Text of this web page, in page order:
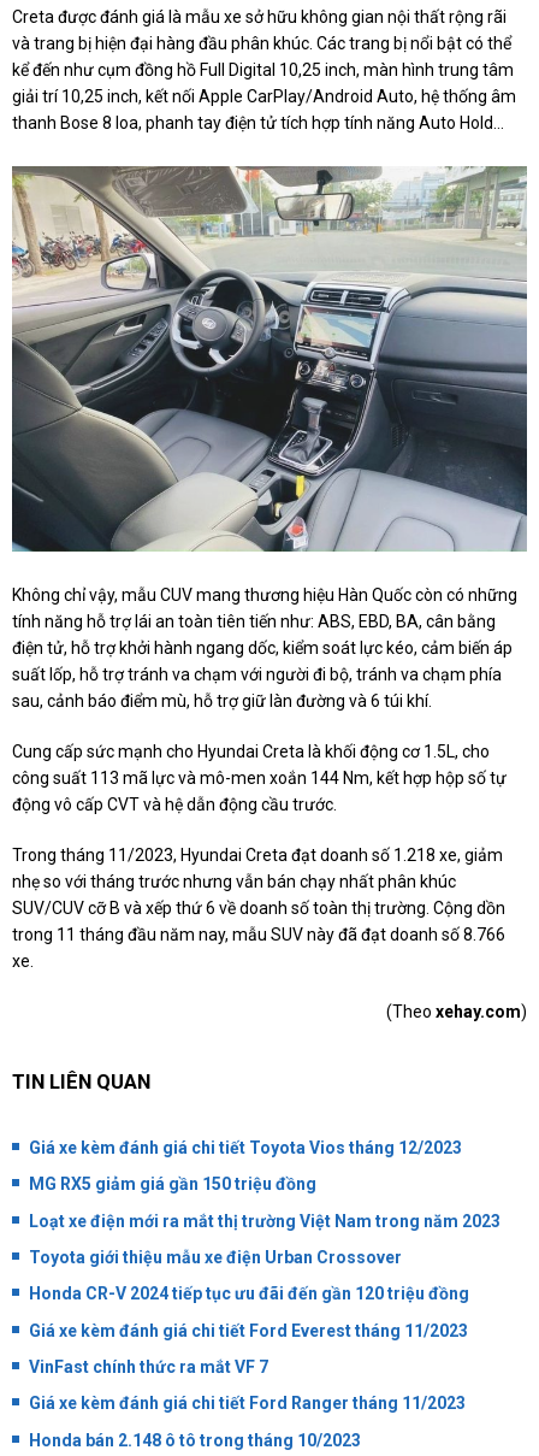
Creta được đánh giá là mẫu xe sở hữu không gian nội thất rộng rãi
và trang bị hiện đại hàng đầu phân khúc. Các trang bị nổi bật có thể
kể đến như cụm đồng hồ Full Digital 10,25 inch, màn hình trung tâm
giải trí 10,25 inch, kết nối Apple CarPlay/Android Auto, hệ thống âm
thanh Bose 8 loa, phanh tay điện tử tích hợp tính năng Auto Hold…
Không chỉ vậy, mẫu CUV mang thương hiệu Hàn Quốc còn có những
tính năng hỗ trợ lái an toàn tiên tiến như: ABS, EBD, BA, cân bằng
điện tử, hỗ trợ khởi hành ngang dốc, kiểm soát lực kéo, cảm biến áp
suất lốp, hỗ trợ tránh va chạm với người đi bộ, tránh va chạm phía
sau, cảnh báo điểm mù, hỗ trợ giữ làn đường và 6 túi khí.
Cung cấp sức mạnh cho Hyundai Creta là khối động cơ 1.5L, cho
công suất 113 mã lực và mô-men xoắn 144 Nm, kết hợp hộp số tự
động vô cấp CVT và hệ dẫn động cầu trước.
Trong tháng 11/2023, Hyundai Creta đạt doanh số 1.218 xe, giảm
nhẹ so với tháng trước nhưng vẫn bán chạy nhất phân khúc
SUV/CUV cỡ B và xếp thứ 6 về doanh số toàn thị trường. Cộng dồn
trong 11 tháng đầu năm nay, mẫu SUV này đã đạt doanh số 8.766
xe.
(Theo xehay.com)
TIN LIÊN QUAN
Giá xe kèm đánh giá chi tiết Toyota Vios tháng 12/2023
MG RX5 giảm giá gần 150 triệu đồng
Loạt xe điện mới ra mắt thị trường Việt Nam trong năm 2023
Toyota giới thiệu mẫu xe điện Urban Crossover
Honda CR-V 2024 tiếp tục ưu đãi đến gần 120 triệu đồng
Giá xe kèm đánh giá chi tiết Ford Everest tháng 11/2023
VinFast chính thức ra mắt VF 7
Giá xe kèm đánh giá chi tiết Ford Ranger tháng 11/2023
Honda bán 2.148 ô tô trong tháng 10/2023